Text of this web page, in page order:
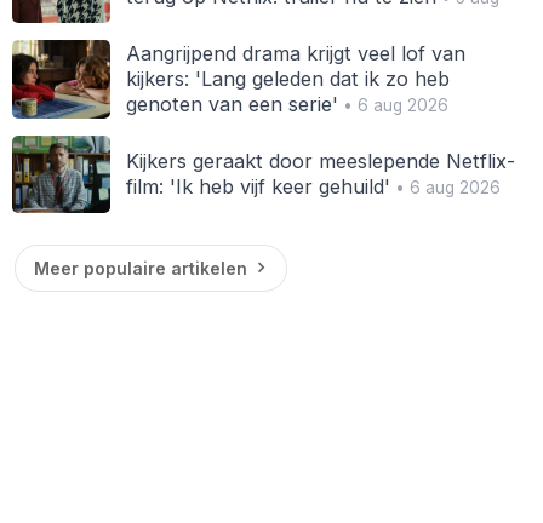
Aangrijpend drama krijgt veel lof van
kijkers: 'Lang geleden dat ik zo heb
genoten van een serie' • 6 aug 2026
Kijkers geraakt door meeslepende Netflix-
film: 'Ik heb vijf keer gehuild' • 6 aug 2026
Meer populaire artikelen